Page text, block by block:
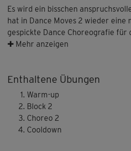
Es wird ein bisschen
hat in Dance Moves 2 wieder eine
gespickte Dance Choreografie für
alle Anstrengung!) vergessen
✚ Mehr anzeigen
Enthaltene Übungen
Warm-up
Block 2
Choreo 2
Cooldown